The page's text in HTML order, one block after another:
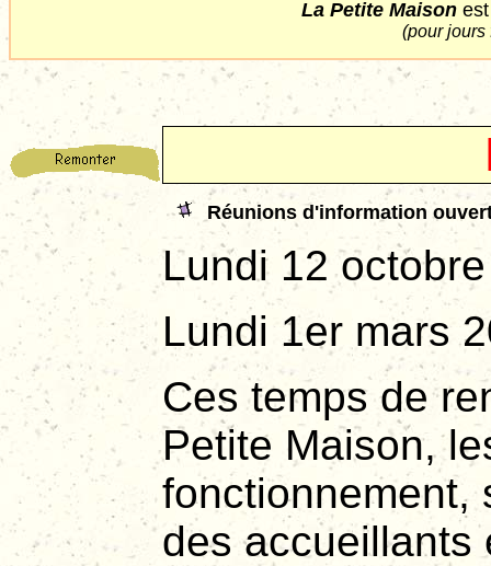
La Petite Maison
(pour jours
Réunions d'information
Lundi 12
Lundi 1er
Ces temps de
Petite Maison,
fonctionnement,
des accueillants